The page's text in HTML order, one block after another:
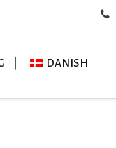
DANISH